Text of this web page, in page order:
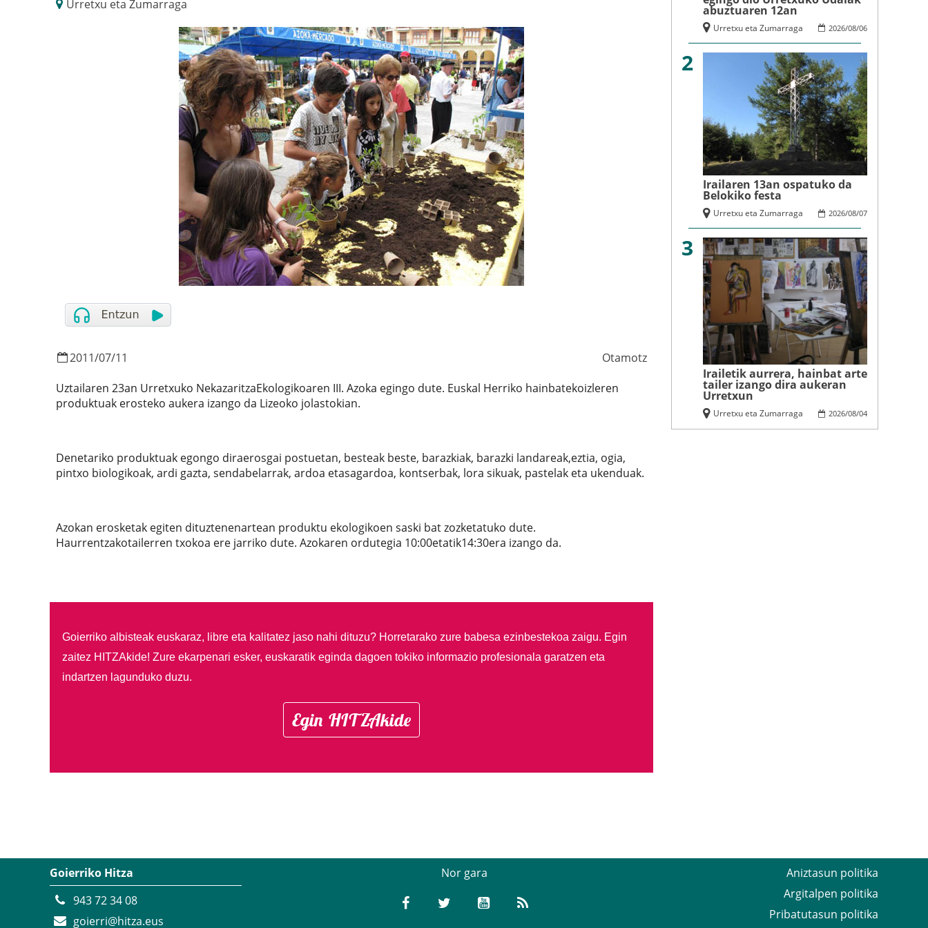
Urretxu eta Zumarraga
2011/07/11
Otamotz
Uztailaren 23an Urretxuko NekazaritzaEkologikoaren III. Azoka egingo dute. Euskal Herriko hainbatekoizleren
produktuak erosteko aukera izango da Lizeoko jolastokian.
Denetariko produktuak egongo diraerosgai postuetan, besteak beste, barazkiak, barazki landareak,eztia, ogia,
pintxo biologikoak, ardi gazta, sendabelarrak, ardoa etasagardoa, kontserbak, lora sikuak, pastelak eta ukenduak.
Azokan erosketak egiten dituztenenartean produktu ekologikoen saski bat zozketatuko dute.
Haurrentzakotailerren txokoa ere jarriko dute. Azokaren ordutegia 10:00etatik14:30era izango da.
Goierriko albisteak euskaraz, libre eta kalitatez jaso nahi dituzu? Horretarako zure babesa ezinbestekoa zaigu. Egin
zaitez HITZAkide! Zure ekarpenari esker, euskaratik eginda dagoen tokiko informazio profesionala garatzen eta
indartzen lagunduko duzu.
Egin HITZAkide
abuztuaren 12an
2026/08/06
Urretxu eta Zumarraga
2
Irailaren 13an ospatuko da
Belokiko festa
2026/08/07
Urretxu eta Zumarraga
3
Irailetik aurrera, hainbat arte
tailer izango dira aukeran
Urretxun
2026/08/04
Urretxu eta Zumarraga
Goierriko Hitza
943 72 34 08
goierri@hitza.eus
Nor gara
Aniztasun politika
Argitalpen politika
Pribatutasun politika